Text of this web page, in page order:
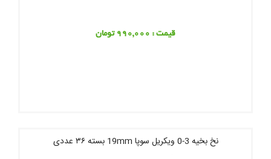
قیمت : 990,000 تومان
نخ بخیه 3-0 ویکریل سوپا 19mm بسته ۳۶ عددی